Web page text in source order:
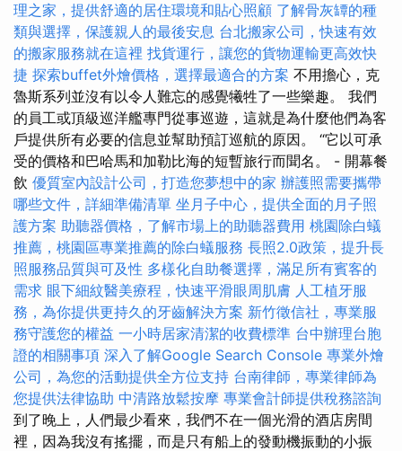
理之家，提供舒適的居住環境和貼心照顧 了解骨灰罈的種
類與選擇，保護親人的最後安息 台北搬家公司，快速有效
的搬家服務就在這裡 找貨運行，讓您的貨物運輸更高效快
捷 探索buffet外燴價格，選擇最適合的方案 不用擔心，克
魯斯系列並沒有以令人難忘的感覺犧牲了一些樂趣。 我們
的員工或頂級巡洋艦專門從事巡遊，這就是為什麼他們為客
戶提供所有必要的信息並幫助預訂巡航的原因。 “它以可承
受的價格和巴哈馬和加勒比海的短暫旅行而聞名。 - 開幕餐
飲 優質室內設計公司，打造您夢想中的家 辦護照需要攜帶
哪些文件，詳細準備清單 坐月子中心，提供全面的月子照
護方案 助聽器價格，了解市場上的助聽器費用 桃園除白蟻
推薦，桃園區專業推薦的除白蟻服務 長照2.0政策，提升長
照服務品質與可及性 多樣化自助餐選擇，滿足所有賓客的
需求 眼下細紋醫美療程，快速平滑眼周肌膚 人工植牙服
務，為你提供更持久的牙齒解決方案 新竹徵信社，專業服
務守護您的權益 一小時居家清潔的收費標準 台中辦理台胞
證的相關事項 深入了解Google Search Console 專業外燴
公司，為您的活動提供全方位支持 台南律師，專業律師為
您提供法律協助 中清路放鬆按摩 專業會計師提供稅務諮詢
到了晚上，人們最少看來，我們不在一個光滑的酒店房間
裡，因為我沒有搖擺，而是只有船上的發動機振動的小振